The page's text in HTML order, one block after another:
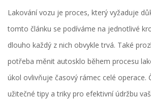
Lakování vozu je proces, který vyžaduje
tomto článku se podíváme na jednotlivé
dlouho každý z nich obvykle trvá. Také
potřeba měnit autosklo během procesu
úkol ovlivňuje časový rámec celé operace.
užitečné tipy a triky pro efektivní údržbu